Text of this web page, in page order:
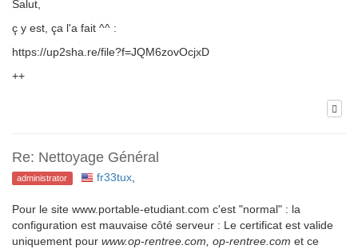
Salut,
ç y est, ça l'a fait ^^ :
https://up2sha.re/file?f=JQM6zovOcjxD
++
Re: Nettoyage Général
administrator fr33tux,
Pour le site www.portable-etudiant.com c'est "normal" : la
configuration est mauvaise côté serveur : Le certificat est valide
uniquement pour www.op-rentree.com, op-rentree.com et ce